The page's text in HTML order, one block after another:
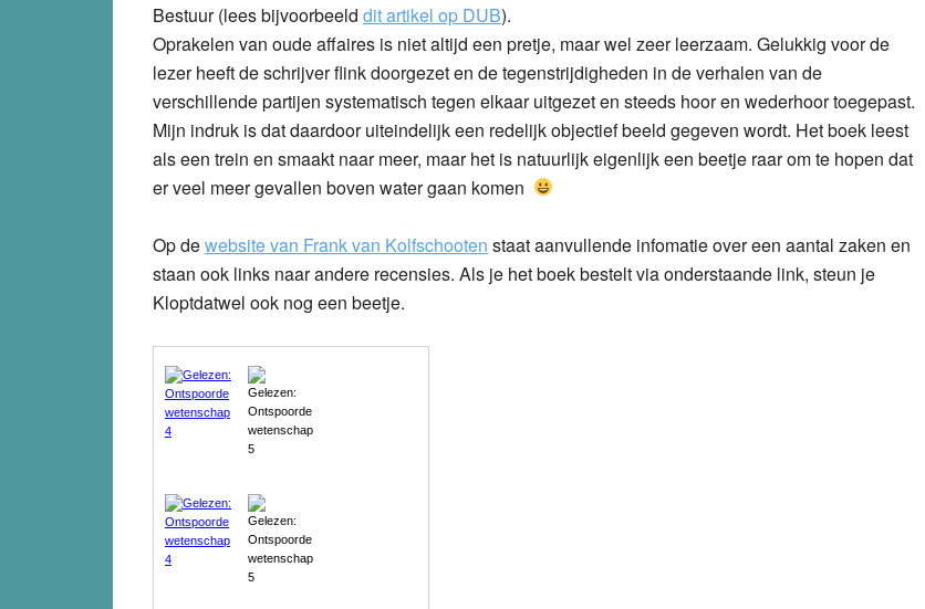
Bestuur (lees bijvoorbeeld dit artikel op DUB).
Oprakelen van oude affaires is niet altijd een pretje, maar wel zeer leerzaam. Gelukkig voor de
lezer heeft de schrijver flink doorgezet en de tegenstrijdigheden in de verhalen van de
verschillende partijen systematisch tegen elkaar uitgezet en steeds hoor en wederhoor toegepast.
Mijn indruk is dat daardoor uiteindelijk een redelijk objectief beeld gegeven wordt. Het boek leest
als een trein en smaakt naar meer, maar het is natuurlijk eigenlijk een beetje raar om te hopen dat
er veel meer gevallen boven water gaan komen
Op dewebsite van Frank van Kolfschooten staat aanvullende infomatie over een aantal zaken en
staan ook links naar andere recensies. Als je het boek bestelt via onderstaande link, steun je
Kloptdatwel ook nog een beetje.